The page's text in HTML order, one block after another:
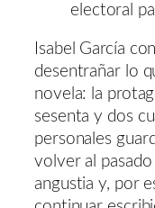
electoral
Isabel García
desentrañar lo
novela: la
sesenta y dos
personales
volver al
angustia y, por